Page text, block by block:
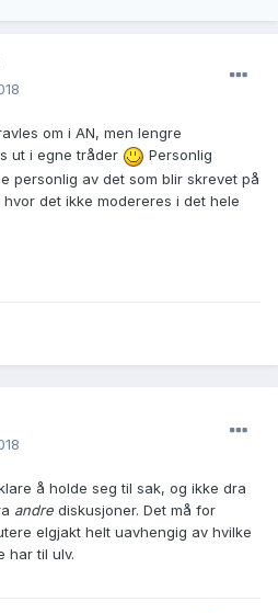
om i AN, men lengre
ut i egne tråder
Personlig
personlig av det som blir skrevet på
det ikke modereres i det hele
å holde seg til sak, og ikke dra
andre diskusjoner. Det må for
elgjakt helt uavhengig av hvilke
har til ulv.